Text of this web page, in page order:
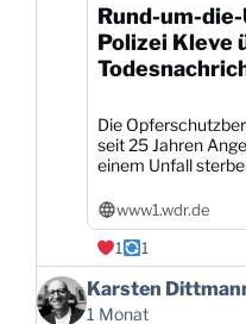
Rund-um-
Polizei Kleve
Die
seit 25 Jahren
einem Unfall
www1.wdr.de
1
1
Beitrag
von
Karsten
1 Monat